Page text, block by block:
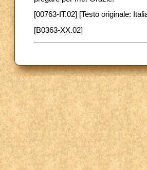
[00763-IT.02] [Testo originale:
[B0363-XX.02]